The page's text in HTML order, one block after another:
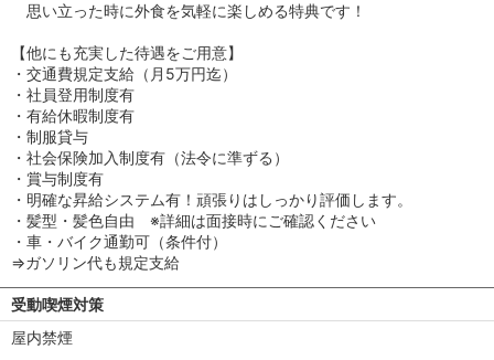
思い立った時に外食を気軽に楽しめる特典です！
【他にも充実した待遇をご用意】
・交通費規定支給（月5万円迄）
・社員登用制度有
・有給休暇制度有
・制服貸与
・社会保険加入制度有（法令に準ずる）
・賞与制度有
・明確な昇給システム有！頑張りはしっかり評価します。
・髪型・髪色自由 ※詳細は面接時にご確認ください
・車・バイク通勤可（条件付）
⇒ガソリン代も規定支給
受動喫煙対策
屋内禁煙